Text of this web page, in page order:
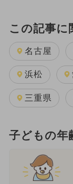
この記事に
名古屋
浜松
三重県
子どもの年